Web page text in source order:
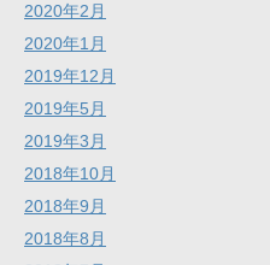
2020年2月
2020年1月
2019年12月
2019年5月
2019年3月
2018年10月
2018年9月
2018年8月